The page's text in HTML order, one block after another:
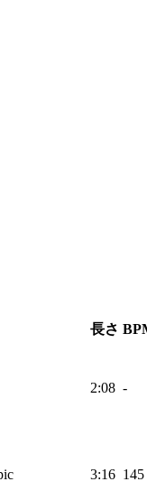
長さ
2:08 -
3:16 145